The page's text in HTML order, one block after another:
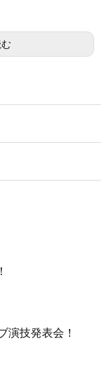
演技発表会！